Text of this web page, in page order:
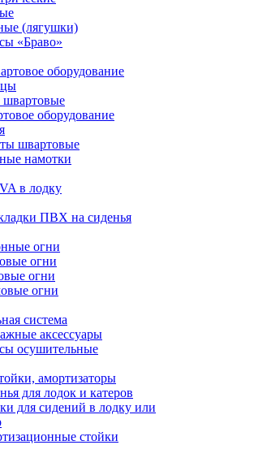
(лягушки)
«Браво»
оборудование
оборудование
швартовые
намотки
в лодку
ПВХ на сиденья
огни
огни
огни
огни
система
аксессуары
осушительные
амортизаторы
для лодок и катеров
для сидений в лодку или
стойки